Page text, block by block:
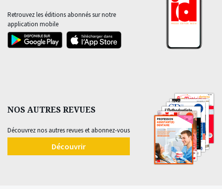
Retrouvez les éditions abonnés sur notre
application mobile
NOS AUTRES REVUES
Découvrez nos autres revues et abonnez-vous
Découvrir